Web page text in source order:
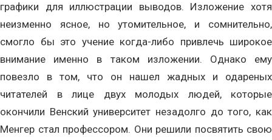
графики для иллюстрации выводов. Изложение хотя
неизменно ясное, но утомительное, и сомнительно,
смогло бы это учение когда-либо привлечь широкое
внимание именно в таком изложении. Однако ему
повезло в том, что он нашел жадных и одареных
читателей в лице двух молодых людей, которые
окончили Венский университет незадолго до того, как
Менгер стал профессором. Они решили посвятить свою